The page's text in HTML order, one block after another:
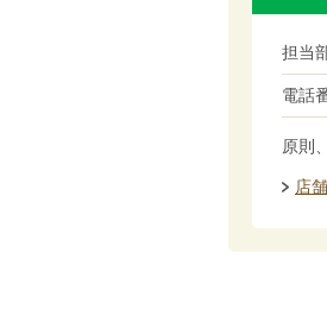
担当
電話
原則
店